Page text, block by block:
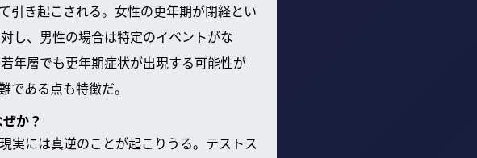
引き起こされる。女性の更年期が閉経とい
し、男性の場合は特定のイベントがな
年層でも更年期症状が出現する可能性が
ある点も特徴だ。
か？
実には真逆のことが起こりうる。テストス